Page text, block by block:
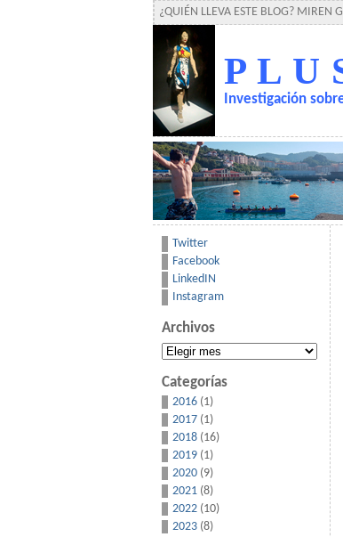
¿QUIÉN LLEVA ESTE BLOG? MIREN
P L U
Investigación
Twitter
Facebook
LinkedIN
Instagram
Archivos
Archivos
Categorías
2016 (1)
2017 (1)
2018 (16)
2019 (1)
2020 (9)
2021 (8)
2022 (10)
2023 (8)